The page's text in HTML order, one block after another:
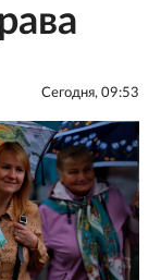
Сегодня, 09:53